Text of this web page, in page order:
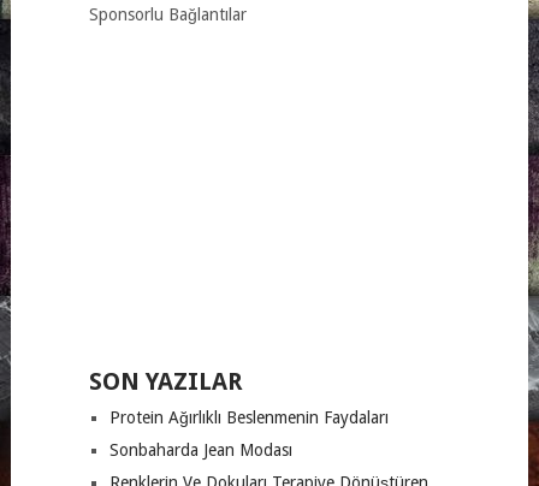
Sponsorlu Bağlantılar
SON YAZILAR
Protein Ağırlıklı Beslenmenin Faydaları
Sonbaharda Jean Modası
Renklerin Ve Dokuları Terapiye Dönüştüren